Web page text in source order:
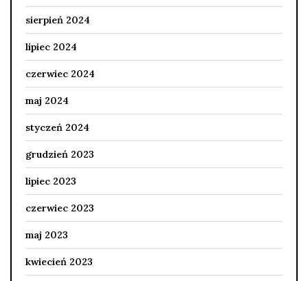
sierpień 2024
lipiec 2024
czerwiec 2024
maj 2024
styczeń 2024
grudzień 2023
lipiec 2023
czerwiec 2023
maj 2023
kwiecień 2023